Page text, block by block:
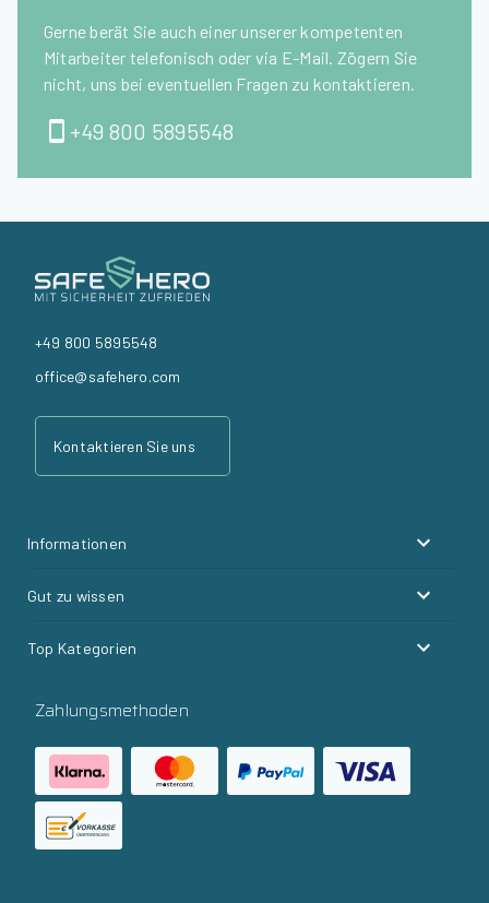
Gerne berät Sie auch einer unserer kompetenten
Mitarbeiter telefonisch oder via E-Mail. Zögern Sie
nicht, uns bei eventuellen Fragen zu kontaktieren.
+49 800 5895548
+49 800 5895548
office@safehero.com
Kontaktieren Sie uns
Informationen
Gut zu wissen
Top Kategorien
Zahlungsmethoden